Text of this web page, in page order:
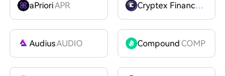
aPrioriAPR Cryptex FinanceCTX
AudiusAUDIO CompoundCOMP